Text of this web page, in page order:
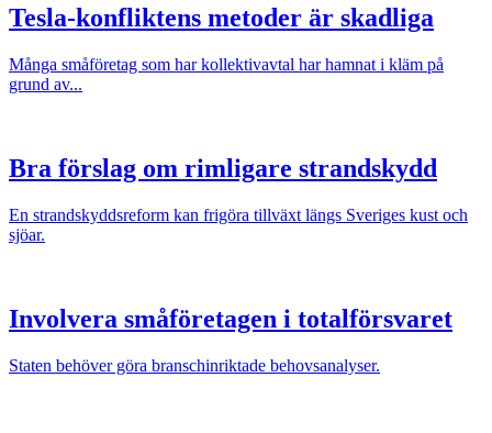
Tesla-konfliktens metoder är skadliga
Många småföretag som har kollektivavtal har hamnat i kläm på
grund av...
Bra förslag om rimligare strandskydd
En strandskyddsreform kan frigöra tillväxt längs Sveriges kust och
sjöar.
Involvera småföretagen i totalförsvaret
Staten behöver göra branschinriktade behovsanalyser.